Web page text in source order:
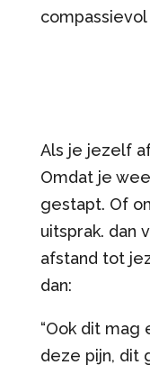
Als je jezelf
Omdat je
gestapt. Of
uitsprak. dan
afstand tot
dan:
“Ook dit mag
deze pijn, dit